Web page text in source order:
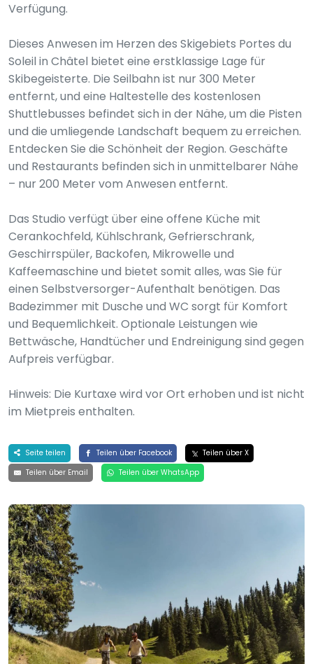
Verfügung.
Dieses Anwesen im Herzen des Skigebiets Portes du
Soleil in Châtel bietet eine erstklassige Lage für
Skibegeisterte. Die Seilbahn ist nur 300 Meter
entfernt, und eine Haltestelle des kostenlosen
Shuttlebusses befindet sich in der Nähe, um die Pisten
und die umliegende Landschaft bequem zu erreichen.
Entdecken Sie die Schönheit der Region. Geschäfte
und Restaurants befinden sich in unmittelbarer Nähe
– nur 200 Meter vom Anwesen entfernt.
Das Studio verfügt über eine offene Küche mit
Cerankochfeld, Kühlschrank, Gefrierschrank,
Geschirrspüler, Backofen, Mikrowelle und
Kaffeemaschine und bietet somit alles, was Sie für
einen Selbstversorger-Aufenthalt benötigen. Das
Badezimmer mit Dusche und WC sorgt für Komfort
und Bequemlichkeit. Optionale Leistungen wie
Bettwäsche, Handtücher und Endreinigung sind gegen
Aufpreis verfügbar.
Hinweis: Die Kurtaxe wird vor Ort erhoben und ist nicht
im Mietpreis enthalten.
Seite teilen Teilen über Facebook
Teilen über X
Teilen über Email
Teilen über WhatsApp